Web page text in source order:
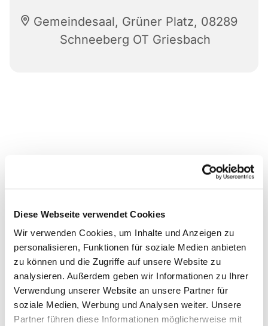
Diese Webseite verwendet Cookies
Wir verwenden Cookies, um Inhalte und Anzeigen zu
personalisieren, Funktionen für soziale Medien anbieten
zu können und die Zugriffe auf unsere Website zu
analysieren. Außerdem geben wir Informationen zu Ihrer
Verwendung unserer Website an unsere Partner für
soziale Medien, Werbung und Analysen weiter. Unsere
Partner führen diese Informationen möglicherweise mit
Gemeindesaal, Grüner Platz, 08289
Schneeberg OT Griesbach